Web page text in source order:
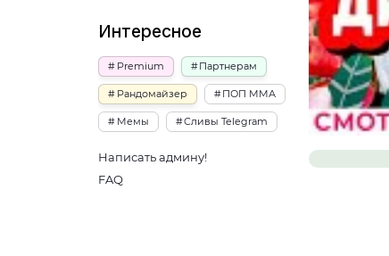
Интересное
Premium Партнерам
Рандомайзер ПОП ММА
Мемы Сливы Telegram
Написать админу!
FAQ